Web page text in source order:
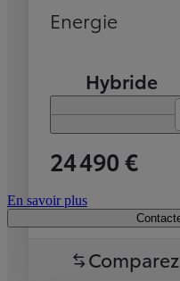
Energie
Hybride
24 490 €
En savoir plus
Comparez